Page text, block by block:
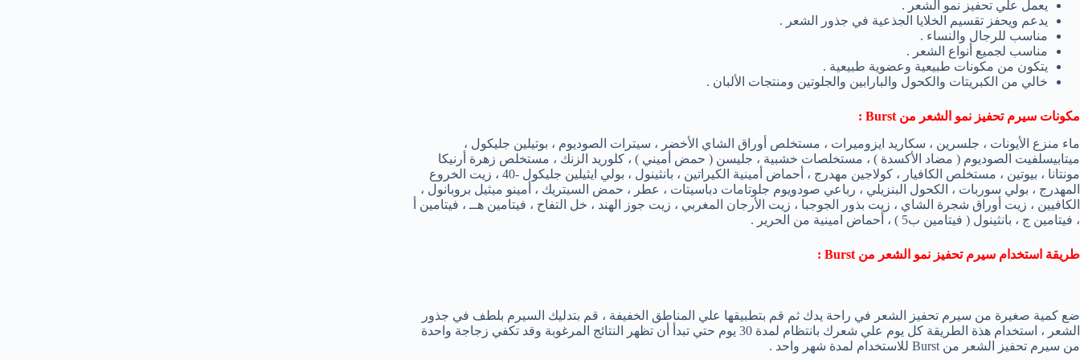
يعمل علي تحفيز نمو الشعر .
يدعم ويحفز تقسيم الخلايا الجذعية في جذور الشعر .
مناسب للرجال والنساء .
مناسب لجميع أنواع الشعر .
يتكون من مكونات طبيعية وعضوية طبيعية .
خالي من الكبريتات والكحول والبارابين والجلوتين ومنتجات الألبان .
مكونات سيرم تحفيز نمو الشعر منBurst
:
ماء منزع الأيونات ، جلسرين ، سكاريد ايزوميرات ، مستخلص أوراق الشاي الأخضر ، سيترات الصوديوم ، بوتيلين جليكول ،
ميتابيسلفيت الصوديوم ( مضاد الأكسدة ) ، مستخلصات خشبية ، جليسن ( حمض أميني ) ، كلوريد الزنك ، مستخلص زهرة أرنيكا
مونتانا ، بيوتين ، مستخلص الكافيار ، كولاجين مهدرج ، أحماض أمينية الكيراتين ، بانثينول ، بولي ايثيلين جليكول -40 ، زيت الخروع
المهدرج ، بولي سوربات ، الكحول البنزيلي ، رباعي صودويوم جلوتامات دباسيتات ، عطر ، حمض السيتريك ، أمينو ميثيل بروبانول ،
الكافيين ، زيت أوراق شجرة الشاي ، زيت بذور الجوجبا ، زيت الأرجان المغربي ، زيت جوز الهند ، خل التفاح ، فيتامين هــ ، فيتامين أ
، فيتامين ج ، بانثينول ( فيتامين ب5 ) ، أحماض امينية من الحرير .
طريقة استخدام سيرم تحفيز نمو الشعر من Burst
:
ضع كمية صغيرة من سيرم تحفيز الشعر في راحة يدك ثم قم بتطبيقها علي المناطق الخفيفة ، قم بتدليك السيرم بلطف في جذور
الشعر ، استخدام هذة الطريقة كل يوم علي شعرك بانتظام لمدة 30 يوم حتي تبدأ أن تظهر النتائج المرغوبة وقد تكفي زجاجة واحدة
من سيرم تحفيز الشعر من Burst للاستخدام لمدة شهر واحد .